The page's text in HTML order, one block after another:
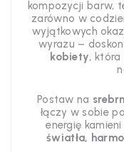
kompozycji barw,
zarówno w
wyjątkowych
wyrazu –
kobiety, która
Postaw na
łączy w sobie
energię
światła,